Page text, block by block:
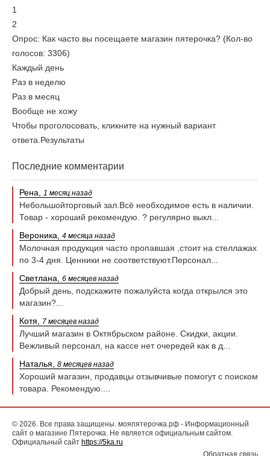
1
2
Опрос: Как часто вы посещаете магазин пятерочка? (Кол-во
голосов: 3306)
Каждый день
Раз в неделю
Раз в месяц
Вообще не хожу
Чтобы проголосовать, кликните на нужный вариант
ответа. Результаты
Последние комментарии
Рена, 1 месяц назад
Небольшойторговый зал.Всё необходимое есть в наличии.
Товар - хороший рекомендую. ? регулярно выкл...
Вероника, 4 месяца назад
Молочная продукция часто пропавшая ,стоит на стеллажах
по 3-4 дня. Ценники не соответствуют.Персонал...
Светлана, 6 месяцев назад
Добрый день, подскажите пожалуйста когда открылся это
магазин?...
Котя,
7 месяцев назад
Лучший магазин в Октябрьском районе. Скидки, акции.
Вежливый персонал, на кассе нет очередей как в д...
Наталья, 8 месяцев назад
Хороший магазин, продавцы отзывчивые помогут с поиском
товара. Рекомендую....
© 2026. Все права защищены. мояпятерочка.рф - Информационный
сайт о магазине Пятерочка. Не является официальным сайтом.
Официальный сайт https://5ka.ru
Обратная связь